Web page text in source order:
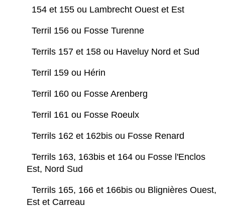
154 et 155 ou Lambrecht Ouest et Est
Terril 156 ou Fosse Turenne
Terrils 157 et 158 ou Haveluy Nord et Sud
Terril 159 ou Hérin
Terril 160 ou Fosse Arenberg
Terril 161 ou Fosse Roeulx
Terrils 162 et 162bis ou Fosse Renard
Terrils 163, 163bis et 164 ou Fosse l'Enclos
Est, Nord Sud
Terrils 165, 166 et 166bis ou Blignières Ouest,
Est et Carreau